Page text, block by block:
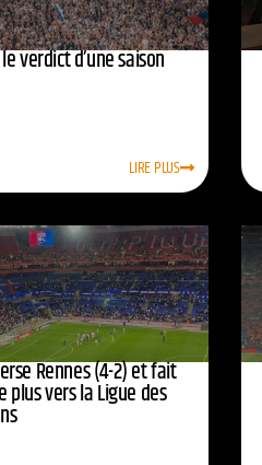
le verdict d’une saison
LIRE PLUS
Rennes (4-2) et fait
plus vers la Ligue des